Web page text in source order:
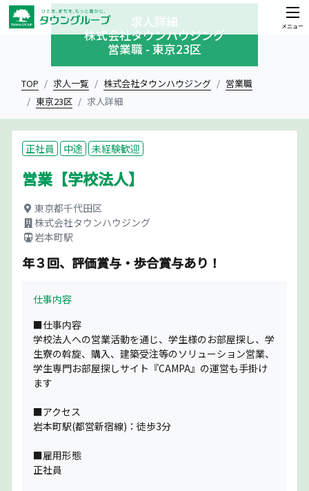
メニュー
求人詳細
株式会社タウンハウジング
営業職 - 東京23区
TOP 求人一覧 株式会社タウンハウジング
営業職
東京23区
求人詳細
正社員 中途 未経験歓迎
営業【学校法人】
東京都千代田区
株式会社タウンハウジング
岩本町駅
年３回、評価賞与・歩合賞与あり！
仕事内容
■仕事内容
学校法人への営業活動を通じ、学生様のお部屋探し、学
生寮の斡旋、購入、建築受注等のソリューション営業、
学生専門お部屋探しサイト『CAMPA』の運営も手掛け
ます
■アクセス
岩本町駅(都営新宿線)：徒歩3分
■雇用形態
正社員